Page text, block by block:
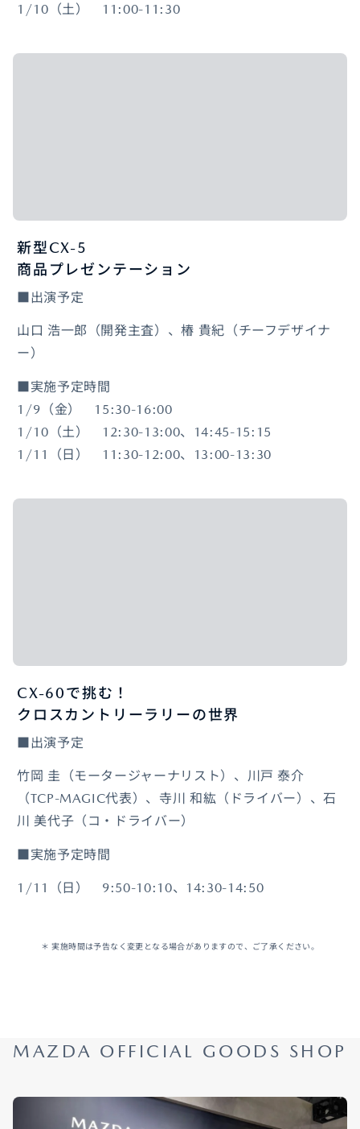
1/10（土） 11:00-11:30
新型CX-5
商品プレゼンテーション
■出演予定
山口 浩一郎（開発主査）、椿 貴紀（チーフデザイナ
ー）
■実施予定時間
1/9（金） 15:30-16:00
1/10（土） 12:30-13:00、14:45-15:15
1/11（日） 11:30-12:00、13:00-13:30
CX-60で挑む！
クロスカントリーラリーの世界
■出演予定
竹岡 圭（モータージャーナリスト）、川戸 泰介
（TCP-MAGIC代表）、寺川 和紘（ドライバー）、石
川 美代子（コ・ドライバー）
■実施予定時間
1/11（日） 9:50-10:10、14:30-14:50
＊ 実施時間は予告なく変更となる場合がありますので、ご了承ください。
MAZDA OFFICIAL GOODS SHOP